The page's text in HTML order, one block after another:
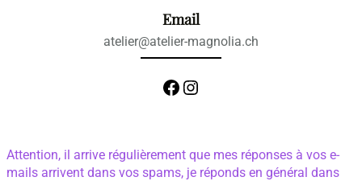
Email
atelier@atelier-magnolia.ch
Facebook Instagram
Attention, il arrive régulièrement que mes réponses à vos e-
mails arrivent dans vos spams, je réponds en général dans